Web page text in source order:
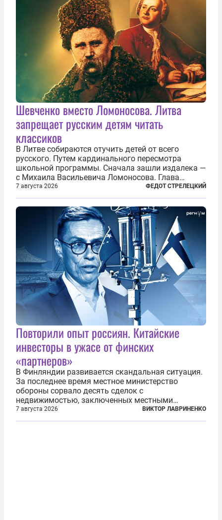
Шевченко вместо Ломоносова. Литва
запрещает русским детям читать
классиков
В Литве собираются отучить детей от всего
русского. Путем кардинального пересмотра
школьной программы. Сначала зашли издалека —
с Михаила Васильевича Ломоносова. Глава
правительства Литвы Миндаугас Синкявичюс
предложил исключить его тексты из программ
общего образования. Мотивировал он это тем,
7 августа 2026 ФЕДОТ СТРЕЛЕЦКИЙ
Повторили опыт россиян. Китайские
инвесторы в ужасе от финских
«партнеров»
В Финляндии развивается скандальная ситуация.
За последнее время местное министерство
обороны сорвало десять сделок с
недвижимостью, заключенных местными
фирмами с китайским капиталом. Чиновники
заявили, что они могли заключаться с целью
7 августа 2026 ВИКТОР ЛАВРИНЕНКО